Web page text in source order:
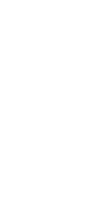
PAUPIÈRES LIQUIDE GLISTEN &